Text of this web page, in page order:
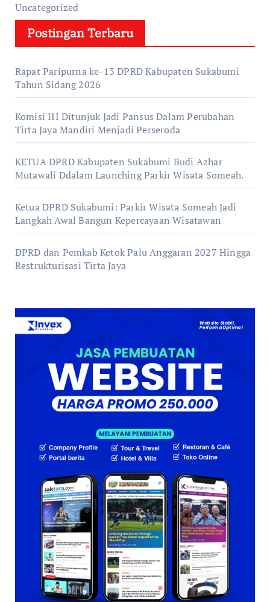
Uncategorized
Postingan Terbaru
Rapat Paripurna ke-13 DPRD Kabupaten Sukabumi
Tahun Sidang 2026
Komisi III Ditunjuk Jadi Pansus Dalam Perubahan
Tirta Jaya Mandiri Menjadi Perseroda
KETUA DPRD Kabupaten Sukabumi Budi Azhar
Mutawali Ddalam Launching Parkir Wisata Someah.
Ketua DPRD Sukabumi: Parkir Wisata Someah Jadi
Langkah Awal Bangun Kepercayaan Wisatawan
DPRD dan Pemkab Ketok Palu Anggaran 2027 Hingga
Restrukturisasi Tirta Jaya